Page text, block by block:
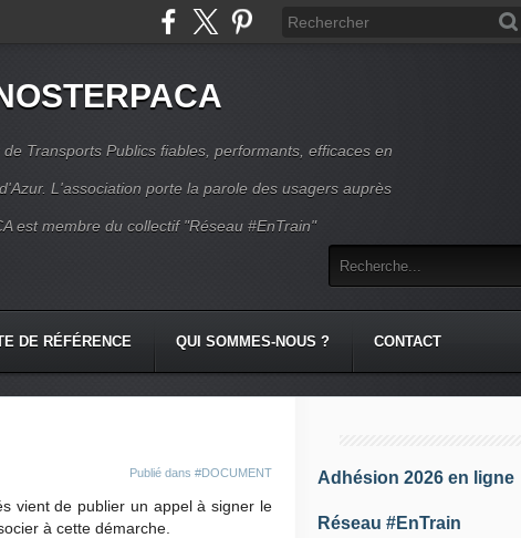
Transports Publics fiables, performants, efficaces en
L'association porte la parole des usagers auprès
est membre du collectif "Réseau #EnTrain"
DE RÉFÉRENCE QUI SOMMES-NOUS ? CONTACT
Publié dans #DOCUMENT
vient de publier un appel à signer le
à cette démarche.
Adhésion 2026 en ligne
Réseau #EnTrain